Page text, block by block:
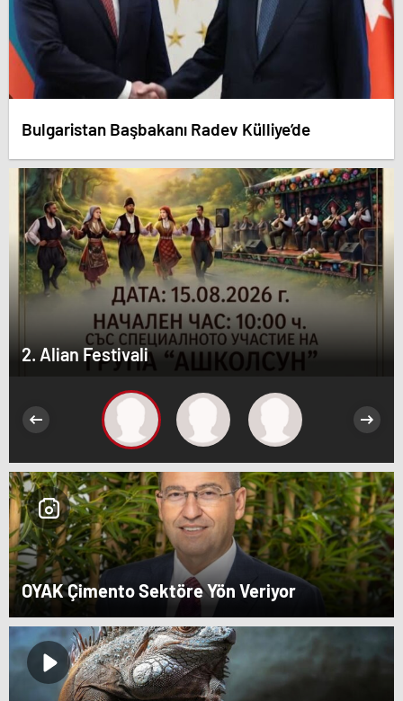
Bulgaristan Başbakanı Radev Külliye’de
2. Alian Festivali
OYAK Çimento Sektöre Yön Veriyor